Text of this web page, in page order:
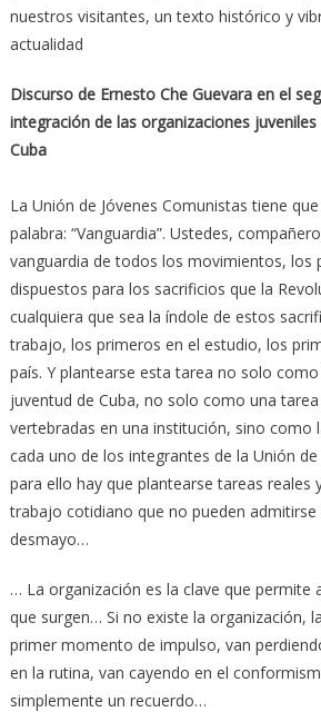
nuestros visitantes, un texto histórico y
actualidad
Discurso de Ernesto Che Guevara en el
integración de las organizaciones
Cuba
La Unión de Jóvenes Comunistas tiene
palabra: “Vanguardia”. Ustedes,
vanguardia de todos los movimientos, los
dispuestos para los sacrificios que la
cualquiera que sea la índole de estos
trabajo, los primeros en el estudio, los
país. Y plantearse esta tarea no solo
juventud de Cuba, no solo como una
vertebradas en una institución, sino como
cada uno de los integrantes de la Unión de
para ello hay que plantearse tareas reales
trabajo cotidiano que no pueden
desmayo…
… La organización es la clave que permite
que surgen… Si no existe la organización,
primer momento de impulso, van
en la rutina, van cayendo en el
simplemente un recuerdo…